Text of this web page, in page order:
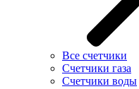
Все счетчики
Счетчики газа
Счетчики воды